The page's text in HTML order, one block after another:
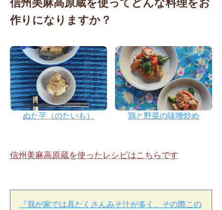
信州美麻高原蔵を使って どんな料理をお
作りになりますか？
ぬた芋（のたいも） 鶏と野菜の味噌炒め
信州美麻高原蔵を使ったレシピはこちらです
『我が家では具たくさんみそ汁が多く、その際この